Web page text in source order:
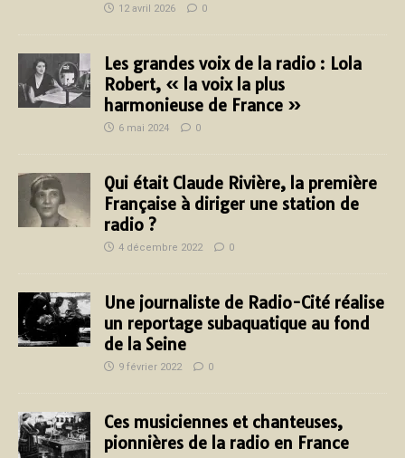
12 avril 2026 0
Les grandes voix de la radio : Lola
Robert, « la voix la plus
harmonieuse de France »
6 mai 2024 0
Qui était Claude Rivière, la première
Française à diriger une station de
radio ?
4 décembre 2022 0
Une journaliste de Radio-Cité réalise
un reportage subaquatique au fond
de la Seine
9 février 2022 0
Ces musiciennes et chanteuses,
pionnières de la radio en France